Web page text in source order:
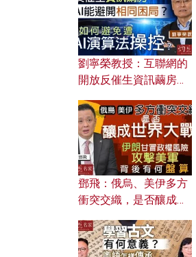
劉寧榮教授：互聯網的
開放反催生資訊繭房，
何避免遭AI演算法操
控？
鄧飛：俄烏、美伊多方
衝突交織，是否釀成世
風險攻擊美軍，背後有
何盤算？